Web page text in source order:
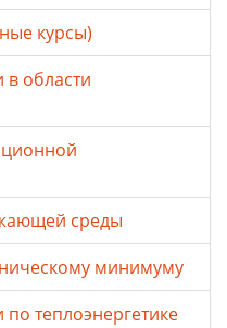
курсы)
области
среды
минимуму
теплоэнергетике